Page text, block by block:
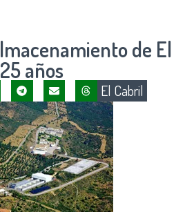
de El
años
El Cabril